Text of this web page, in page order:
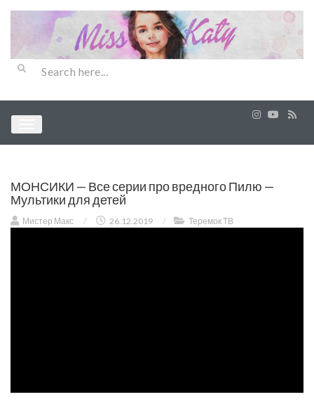
МОНСИКИ — Все серии про вредного Пилю —
Мультики для детей
Мистер Макс / 26.12.2019 / Теремок ТВ